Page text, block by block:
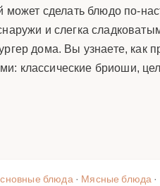
может сделать блюдо по-
и слегка
дома. Вы узнаете, как
классические бриоши,
блюда· Мясные блюда ·